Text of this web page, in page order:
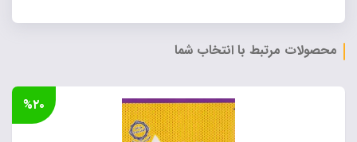
محصولات مرتبط با انتخاب شما
%۲۰